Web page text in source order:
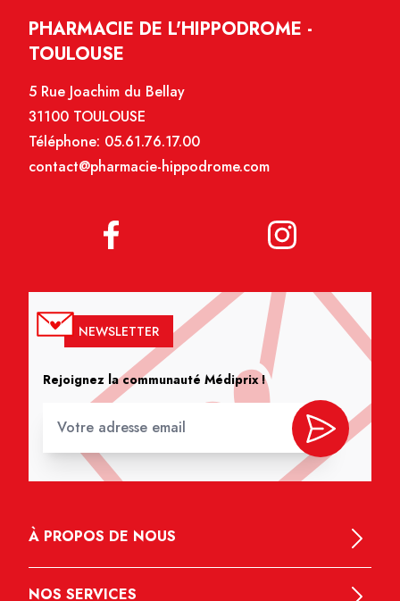
PHARMACIE DE L'HIPPODROME -
TOULOUSE
5 Rue Joachim du Bellay
31100 TOULOUSE
Téléphone: 05.61.76.17.00
contact@pharmacie-hippodrome.com
NEWSLETTER
Rejoignez la communauté Médiprix !
À PROPOS DE NOUS
NOS SERVICES